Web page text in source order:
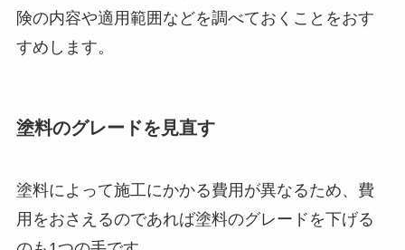
険の内容や適用範囲などを調べておくことをおす
すめします。
塗料のグレードを見直す
塗料によって施工にかかる費用が異なるため、費
用をおさえるのであれば塗料のグレードを下げる